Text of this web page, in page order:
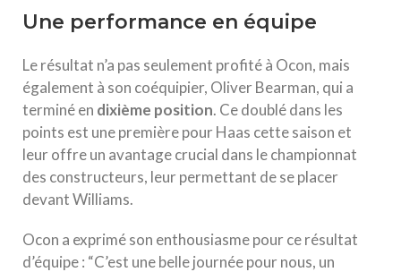
Une performance en équipe
Le résultat n’a pas seulement profité à Ocon, mais
également à son coéquipier, Oliver Bearman, qui a
terminé en dixième position. Ce doublé dans les
points est une première pour Haas cette saison et
leur offre un avantage crucial dans le championnat
des constructeurs, leur permettant de se placer
devant Williams.
Ocon a exprimé son enthousiasme pour ce résultat
d’équipe : “C’est une belle journée pour nous, un